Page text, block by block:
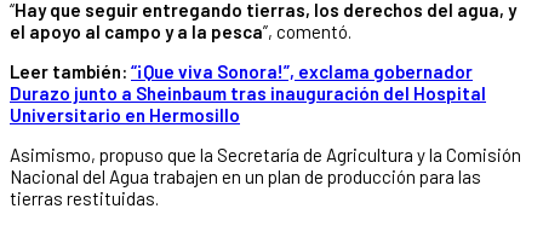
“Hay que seguir entregando tierras, los derechos del agua, y
el apoyo al campo y a la pesca”, comentó.
Leer también: “¡Que viva Sonora!”, exclama gobernador
Durazo junto a Sheinbaum tras inauguración del Hospital
Universitario en Hermosillo
Asimismo, propuso que la Secretaría de Agricultura y la Comisión
Nacional del Agua trabajen en un plan de producción para las
tierras restituidas.